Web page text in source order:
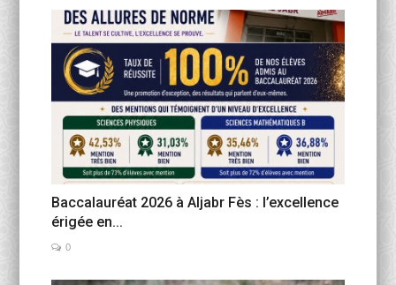
Baccalauréat 2026 à Aljabr Fès : l’excellence
érigée en...
0